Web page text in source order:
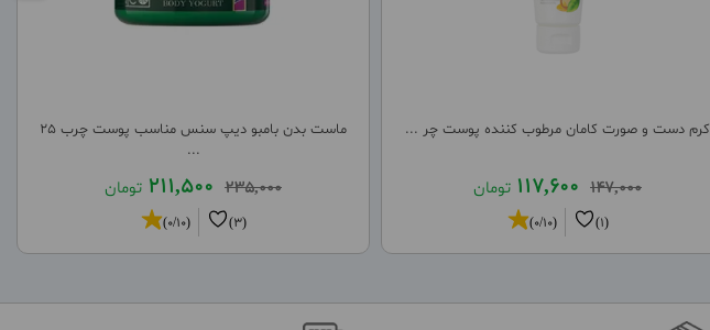
ماست بدن بامبو دیپ سنس مناسب پوست چرب 25
...
235,000
211,500 تومان
(3)
(0/10)
کرم دست و صورت کامان مرطوب کننده پوست چر ...
147,000
117,600 تومان
(1)
(0/10)